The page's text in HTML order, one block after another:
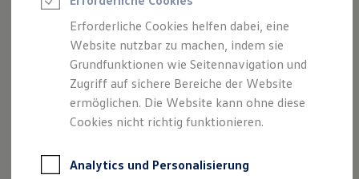
Elektroauto Leasing
Kleinwagen-Leasing
Leasing ohne Anzahlung
Finanzierung
Autokredit mit Schlussrate
Versicherungen und Garantien
Kfz-Versicherung
Restschuldversicherungen
Garantien
Professional Class bei Volkswagen
Datenschutzerklärung
Impressum
Autohaus Waser GmbH
Erforderliche Cookies helfen dabei, eine
Website nutzbar zu machen, indem sie
Grundfunktionen wie Seitennavigation und
Zugriff auf sichere Bereiche der Website
ermöglichen. Die Website kann ohne diese
Cookies nicht richtig funktionieren.
Analytics und Personalisierung